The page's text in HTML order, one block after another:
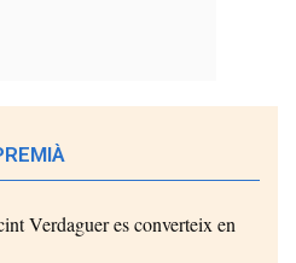
Verdaguer es converteix en